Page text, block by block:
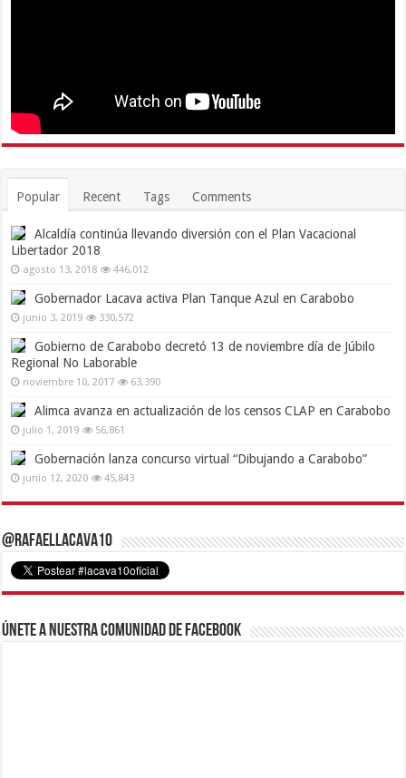
Popular Recent Tags Comments
Alcaldía continúa llevando diversión con el Plan Vacacional
Libertador 2018
agosto 13, 2018 446,012
Gobernador Lacava activa Plan Tanque Azul en Carabobo
junio 3, 2019 330,572
Gobierno de Carabobo decretó 13 de noviembre día de Júbilo
Regional No Laborable
noviembre 10, 2017 63,390
Alimca avanza en actualización de los censos CLAP en Carabobo
julio 1, 2019 56,861
Gobernación lanza concurso virtual “Dibujando a Carabobo”
junio 12, 2020 45,843
@RafaelLacava10
Únete a nuestra comunidad de Facebook